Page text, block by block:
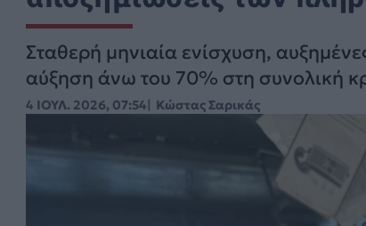
Σταθερή μηνιαία ενίσχυση,
αύξηση άνω του 70% στη συνολική
4 ΙΟΥΛ. 2026, 07:54 Κώστας Σαρικάς